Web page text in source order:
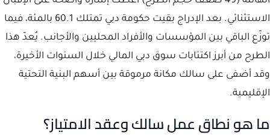
الاستثنائي. بعد الإدراج بقيت حكومة دبي تمتلك 60.1 بالمئة، فيما
توزّع الباقي بين المؤسسات والأفراد المحليين والأجانب. يُعدّ هذا
الطرح من أبرز اكتتابات سوق دبي المالي خلال السنوات الأخيرة،
وقد أضفى على سالك مكانة مرموقة بين أسهم البنية التحتية
الإقليمية.
ما هو نطاق عمل سالك وعقد الامتياز؟